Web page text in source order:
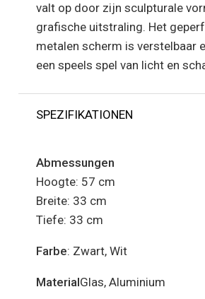
valt op door zijn sculpturale
grafische uitstraling. Het
metalen scherm is verstelbaar
een speels spel van licht en
SPEZIFIKATIONEN
Abmessungen
Hoogte: 57 cm
Breite: 33 cm
Tiefe: 33 cm
Farbe: Zwart, Wit
MaterialGlas, Aluminium